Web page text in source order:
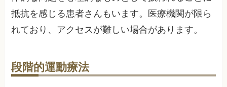
抵抗を感じる患者さんもいます。医療機関が限ら
れており、アクセスが難しい場合があります。
段階的運動療法